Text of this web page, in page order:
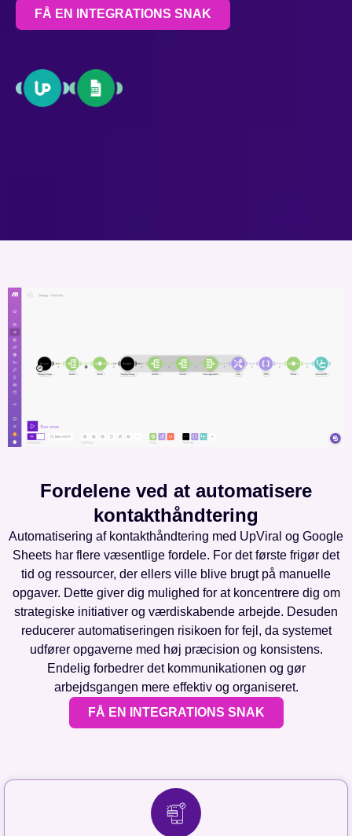
FÅ EN INTEGRATIONS SNAK
Fordelene ved at automatisere
kontakthåndtering
Automatisering af kontakthåndtering med UpViral og Google
Sheets har flere væsentlige fordele. For det første frigør det
tid og ressourcer, der ellers ville blive brugt på manuelle
opgaver. Dette giver dig mulighed for at koncentrere dig om
strategiske initiativer og værdiskabende arbejde. Desuden
reducerer automatiseringen risikoen for fejl, da systemet
udfører opgaverne med høj præcision og konsistens.
Endelig forbedrer det kommunikationen og gør
arbejdsgangen mere effektiv og organiseret.
FÅ EN INTEGRATIONS SNAK